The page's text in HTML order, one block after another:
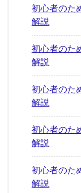
初心者の
解説
初心者の
解説
初心者の
解説
初心者の
解説
初心者の
解説